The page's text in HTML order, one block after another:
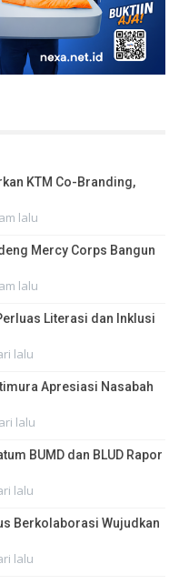
KTM Co-Branding,
lalu
Mercy Corps Bangun
lalu
Literasi dan Inklusi
lalu
Apresiasi Nasabah
lalu
BUMD dan BLUD Rapor
lalu
Berkolaborasi Wujudkan
lalu